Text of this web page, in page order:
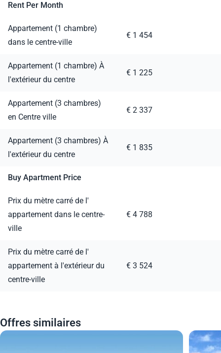
Rent Per Month
Appartement (1 chambre)
dans le centre-ville
€ 1 454
Appartement (1 chambre) À
l'extérieur du centre
€ 1 225
Appartement (3 chambres)
en Centre ville
€ 2 337
Appartement (3 chambres) À
l'extérieur du centre
€ 1 835
Buy Apartment Price
Prix du mètre carré de l'
appartement dans le centre-
ville
€ 4 788
Prix du mètre carré de l'
appartement à l'extérieur du
centre-ville
€ 3 524
Offres similaires